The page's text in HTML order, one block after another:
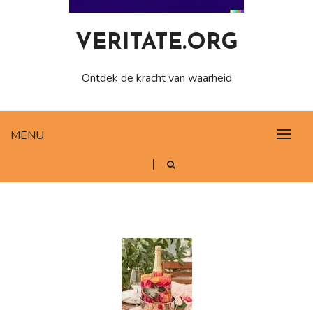
MENU
VERITATE.ORG
Ontdek de kracht van waarheid